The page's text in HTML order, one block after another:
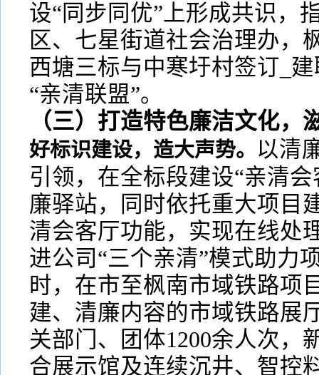
设“同步同优”上形成共识，
区、七星街道社会治理办，
西塘三标与中寒圩村签订_
“亲清联盟”。
（三）打造特色廉洁文化，
好标识建设，造大声势。 以清
引领，在全标段建设“亲清
廉驿站，同时依托重大项目
清会客厅功能，实现在线处
进公司“三个亲清”模式助力
时，在市至枫南市域铁路项
建、清廉内容的市域铁路展
关部门、团体1200余人次，
合展示馆及连续沉井、智控